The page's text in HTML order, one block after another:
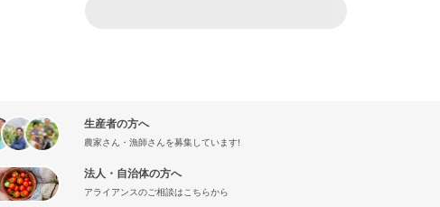
生産者の方へ
農家さん・漁師さんを募集しています!
法人・自治体の方へ
アライアンスのご相談はこちらから